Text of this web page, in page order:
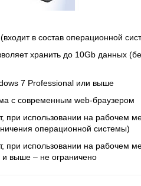
в состав операционной
хранить до 10Gb данных
7 Professional или выше
с современным web-браузером
при использовании на рабочем
операционной системы)
при использовании на рабочем
выше – не ограничено